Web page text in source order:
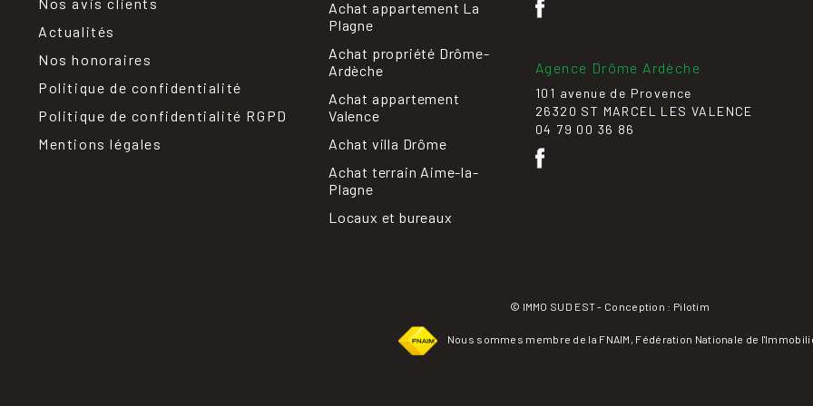
Actualités
Nos honoraires
Politique de confidentialité
Politique de confidentialité RGPD
Mentions légales
Achat appartement La
Plagne
Achat propriété Drôme-
Ardèche
Achat appartement
Valence
Achat villa Drôme
Achat terrain Aime-la-
Plagne
Locaux et bureaux
Agence Drôme Ardèche
101 avenue de Provence
26320 ST MARCEL LES VALENCE
04 79 00 36 86
© IMMO SUD EST - Conception : Pilotim
Nous sommes membre de la FNAIM, Fédération Nationale de